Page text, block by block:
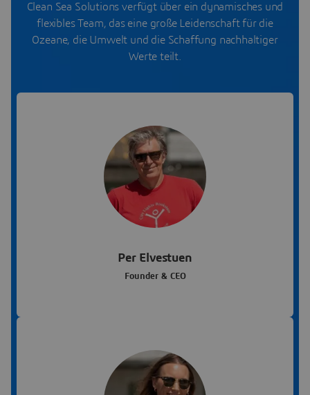
Clean Sea Solutions verfügt über ein dynamisches und
flexibles Team, das eine große Leidenschaft für die
Ozeane, die Umwelt und die Schaffung nachhaltiger
Werte teilt.
Per Elvestuen
Founder & CEO